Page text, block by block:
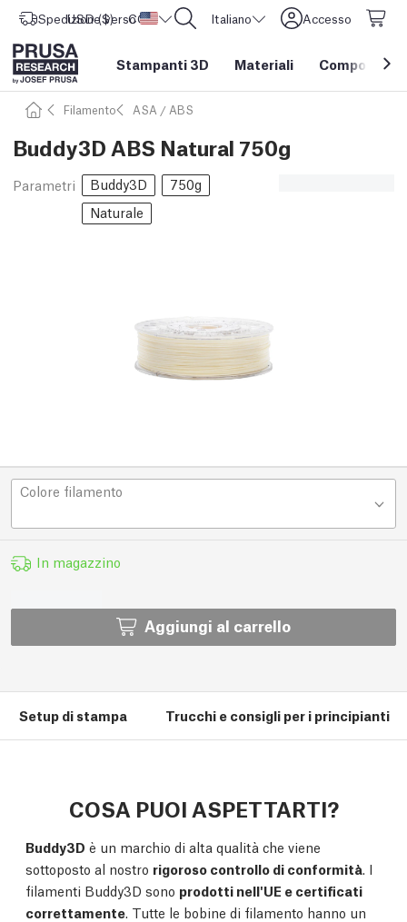
Spedizione verso Stati Uniti d'America
USD ($) CORE One L: Ora disponibile! Italiano Accesso
Stampanti 3D Materiali Componenti
Filamento ASA / ABS
Buddy3D ABS Natural 750g
Parametri Buddy3D
750g
Naturale
Colore filamento
In magazzino
Aggiungi al carrello
Setup di stampa Trucchi e consigli per i principianti
COSA PUOI ASPETTARTI?
Buddy3D è un marchio di alta qualità che viene
sottoposto al nostro rigoroso controllo di conformità. I
filamenti Buddy3D sono prodotti nell'UE e certificati
correttamente. Tutte le bobine di filamento hanno un